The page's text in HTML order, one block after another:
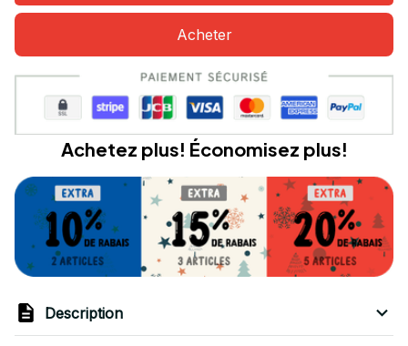
Acheter
Achetez plus! Économisez plus!
Description